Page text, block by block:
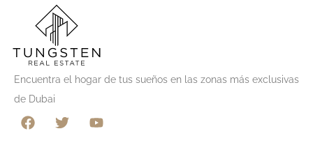
Encuentra el hogar de tus sueños en las zonas más exclusivas
de Dubai